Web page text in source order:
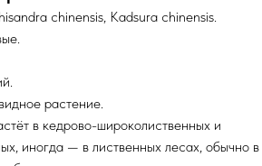
chinensis, Kadsura chinensis.
растение.
в кедрово-широколиственных и
иногда — в лиственных лесах, обычно в